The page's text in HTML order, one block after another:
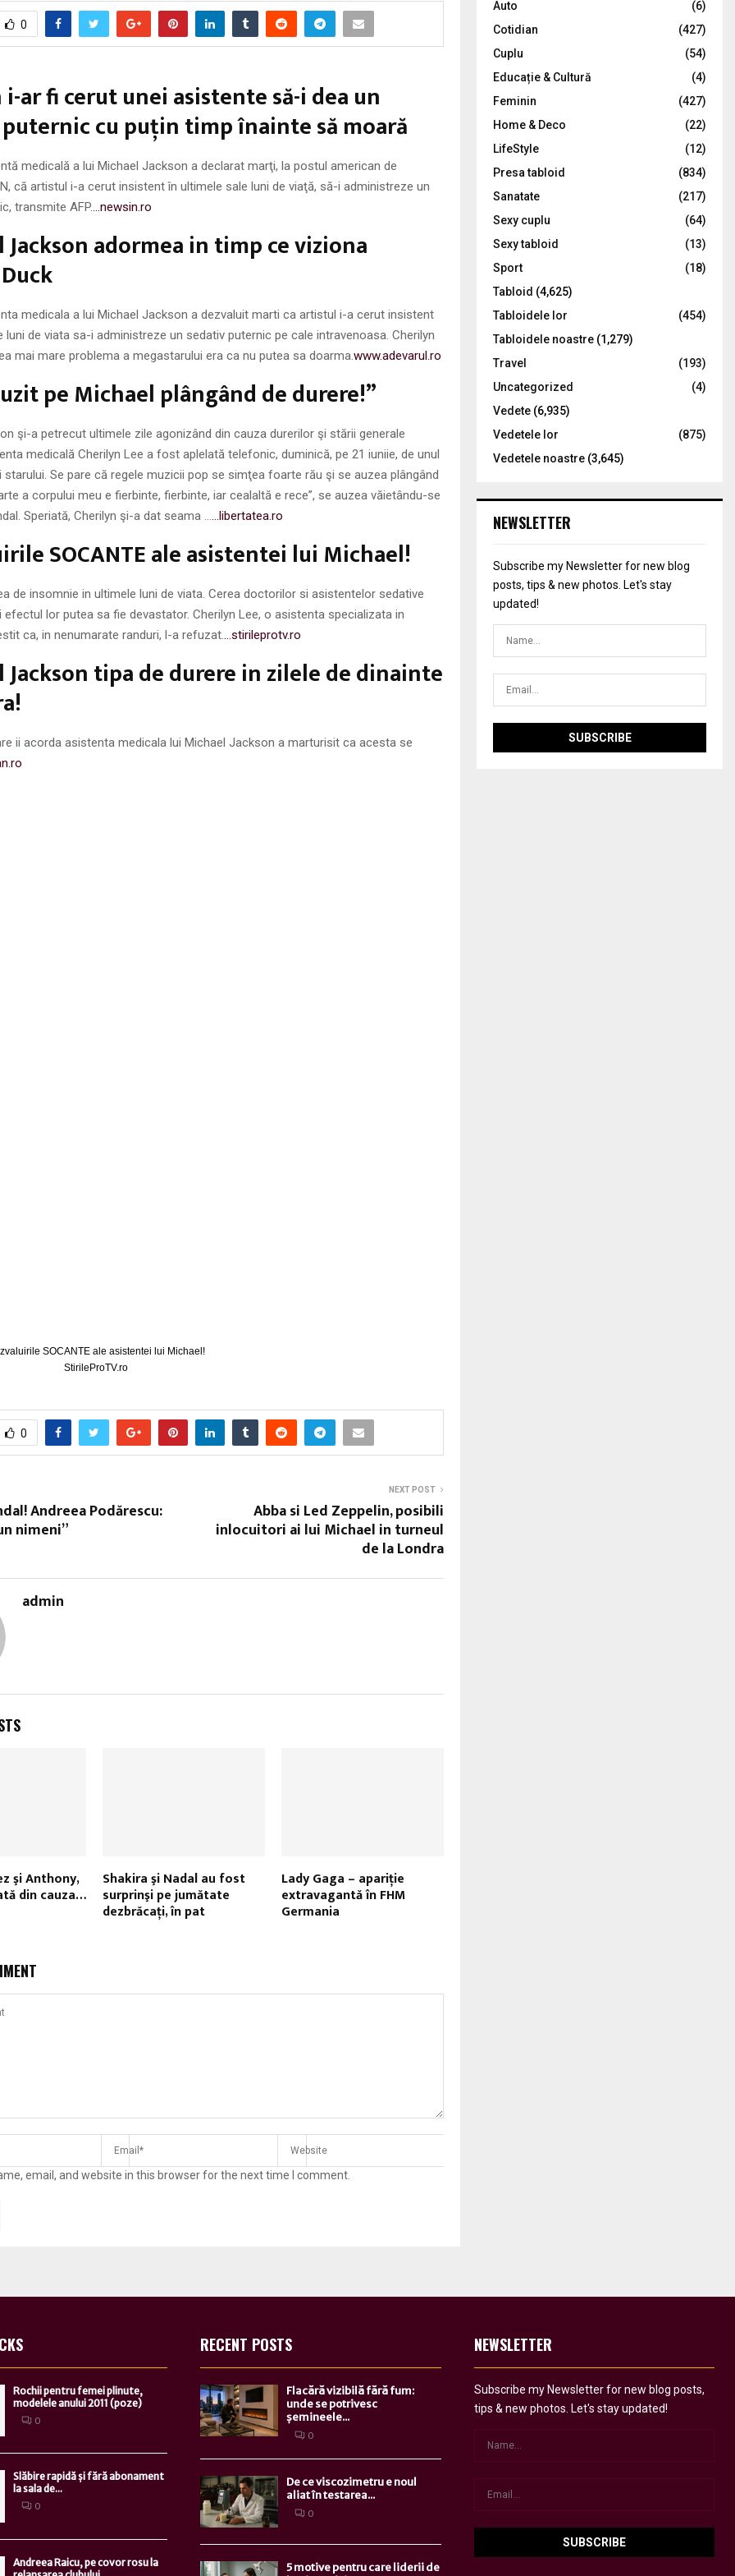
0
i-ar fi cerut unei asistente să-i dea un
cu puţin timp înainte să moară
medicală a lui Michael Jackson a declarat marţi, la postul american de
că artistul i-a cerut insistent în ultimele sale luni de viaţă, să-i administreze un
transmite AFP.
…newsin.ro
Jackson adormea in timp ce viziona
medicala a lui Michael Jackson a dezvaluit marti ca artistul i-a cerut insistent
luni de viata sa-i administreze un sedativ puternic pe cale intravenoasa. Cherilyn
mai mare problema a megastarului era ca nu putea sa doarma. www.adevarul.ro
pe Michael plângând de durere!”
şi-a petrecut ultimele zile agonizând din cauza durerilor şi stării generale
medicală Cherilyn Lee a fost aplelată telefonic, duminică, pe 21 iuniie, de unul
starului. Se pare că regele muzicii pop se simţea foarte rău şi se auzea plângând
a corpului meu e fierbinte, fierbinte, iar cealaltă e rece”, se auzea văietându-se
Speriată, Cherilyn şi-a dat seama …
…libertatea.ro
SOCANTE ale asistentei lui Michael!
de insomnie in ultimele luni de viata. Cerea doctorilor si asistentelor sedative
efectul lor putea sa fie devastator. Cherilyn Lee, o asistenta specializata in
ca, in nenumarate randuri, l-a refuzat.
…stirileprotv.ro
Jackson tipa de durere in zilele de dinainte
ii acorda asistenta medicala lui Michael Jackson a marturisit ca acesta se
SOCANTE ale asistentei lui Michael!
StirileProTV.ro
0
Andreea Podărescu:
nimeni”
NEXT POST
Abba si Led Zeppelin, posibili
inlocuitori ai lui Michael in turneul
de la Londra
admin
şi Anthony,
din cauza…
Shakira şi Nadal au fost
surprinşi pe jumătate
dezbrăcaţi, în pat
Lady Gaga – apariţie
extravagantă în FHM
Germania
email, and website in this browser for the next time I comment.
:
C
Auto
(6)
Cotidian
(427)
Cuplu
(54)
Educație & Cultură
(4)
Feminin
(427)
Home & Deco
(22)
LifeStyle
(12)
Presa tabloid
(834)
Sanatate
(217)
Sexy cuplu
(64)
Sexy tabloid
(13)
Sport
(18)
Tabloid (4,625)
Tabloidele lor
(454)
Tabloidele noastre (1,279)
Travel
(193)
Uncategorized
(4)
Vedete (6,935)
Vedetele lor
(875)
Vedetele noastre (3,645)
NEWSLETTER
Subscribe my Newsletter for new blog
posts, tips & new photos. Let's stay
updated!
Rochii pentru femei plinute,
modelele anului 2011 (poze)
0
Slăbire rapidă și fără abonament
la sala de...
0
Andreea Raicu, pe covor rosu la
RECENT POSTS
Flacără vizibilă fără fum:
unde se potrivesc
șemineele...
0
De ce viscozimetru e noul
aliat în testarea...
0
5 motive pentru care liderii de
NEWSLETTER
Subscribe my Newsletter for new blog posts,
tips & new photos. Let's stay updated!